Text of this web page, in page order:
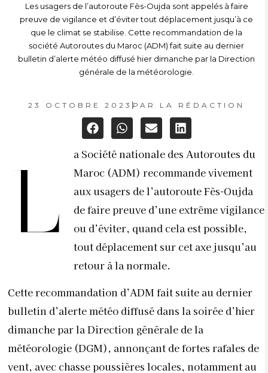
Les usagers de l’autoroute Fès-Oujda sont appelés à faire
preuve de vigilance et d’éviter tout déplacement jusqu’à ce
que le climat se stabilise. Cette recommandation de la
société Autoroutes du Maroc (ADM) fait suite au dernier
bulletin d’alerte météo diffusé hier dimanche par la Direction
générale de la météorologie.
23 OCTOBRE 2023 PAR LA RÉDACTION
L
a Société nationale des Autoroutes du
Maroc (ADM) recommande vivement
aux usagers de l’autoroute Fès-Oujda
de faire preuve d’une extrême vigilance
ou d’éviter, quand cela est possible,
tout déplacement sur cet axe jusqu’au
retour à la normale.
Cette recommandation d’ADM fait suite au dernier
bulletin d’alerte météo diffusé dans la soirée d’hier
dimanche par la Direction générale de la
météorologie (DGM), annonçant de fortes rafales de
vent, avec chasse poussières locales, notamment au